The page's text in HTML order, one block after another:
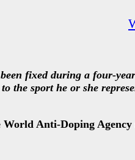
fixed during a four-
the sport he or she
Anti-Doping